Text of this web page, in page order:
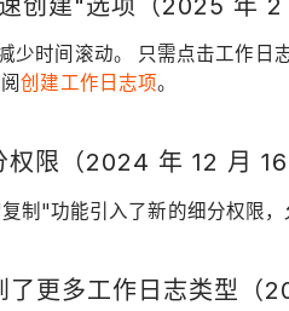
创建"选项（2025 年 2
少时间滚动。 只需点击工作
创建工作日志项。
限（2024 年 12 月 16
制"功能引入了新的细分权限
了更多工作日志类型（